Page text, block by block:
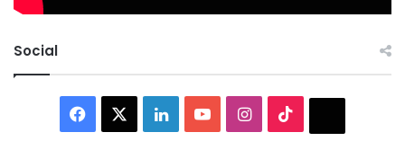
Social
Facebook LinkedInYouTubeInstagram